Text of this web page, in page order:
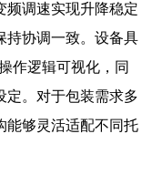
频调速实现升降稳定
持协调一致。设备具
作逻辑可视化，同
定。对于包装需求多
能够灵活适配不同托